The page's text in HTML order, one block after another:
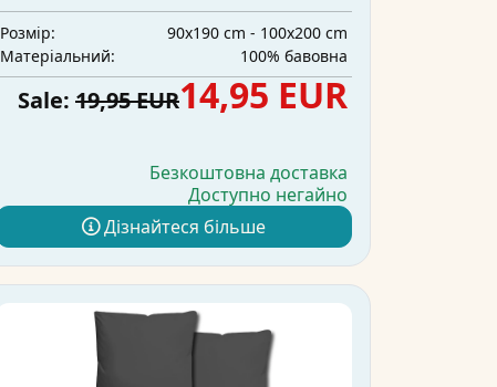
Розмір:
90x190 cm - 100x200 cm
Матеріальний:
100% бавовна
Sale: 19,95 EUR14,95 EUR
Безкоштовна доставка
Доступно негайно
Дізнайтеся більше